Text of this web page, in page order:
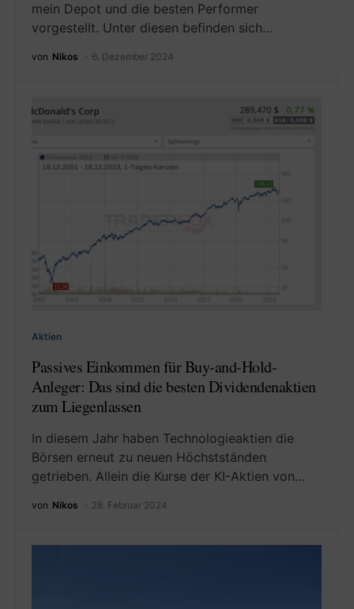
mein Depot und die besten Performer
vorgestellt. Unter diesen befinden sich…
von Nikos 6. Dezember 2024
Aktien
Passives Einkommen für Buy-and-Hold-
Anleger: Das sind die besten Dividendenaktien
zum Liegenlassen
In diesem Jahr haben Technologieaktien die
Börsen erneut zu neuen Höchstständen
getrieben. Allein die Kurse der KI-Aktien von…
von Nikos 28. Februar 2024